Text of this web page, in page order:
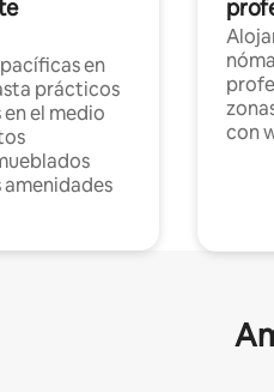
en
prácticos
el medio
con